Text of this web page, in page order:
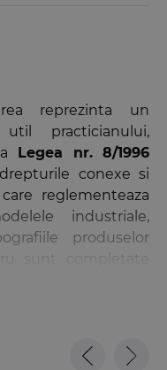
reprezinta un
practicianului,
Legea nr. 8/1996
conexe si
reglementeaza
industriale,
produselor
sunt completate
de aplicare
modificari aduse